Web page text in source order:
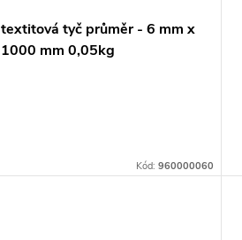
textitová tyč průměr - 6 mm x
1000 mm 0,05kg
Kód:960000060